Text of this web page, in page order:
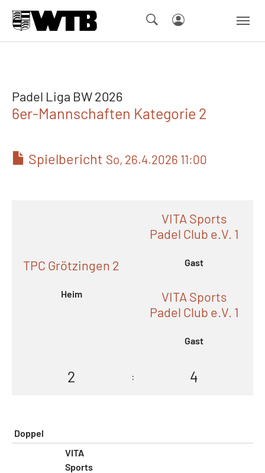
Padel Liga BW 2026
6er-Mannschaften Kategorie 2
Spielbericht So, 26.4.2026 11:00
TPC Grötzingen 2
Heim
VITA Sports
Padel Club e.V. 1
Gast
VITA Sports
Padel Club e.V. 1
Gast
2 : 4
Doppel
VITA
Sports